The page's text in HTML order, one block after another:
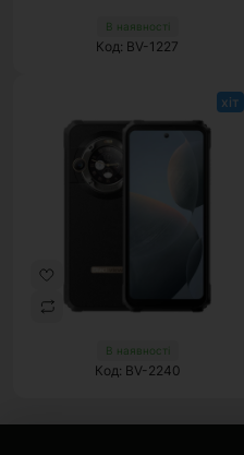
В наявності
Код: BV-1227
хіт
В наявності
Код: BV-2240